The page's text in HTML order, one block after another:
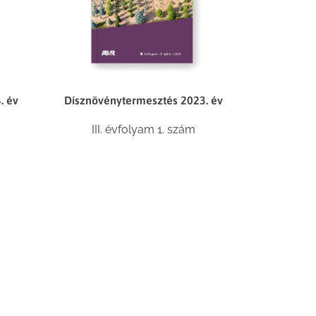
év Dísznövénytermesztés 2023. év
III. évfolyam 1. szám